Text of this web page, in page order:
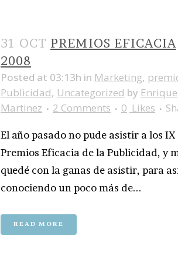
31 OCT PREMIOS EFICACIA
2008
Posted at 03:13h in Marketing,
Publicidad, Uncategorized by Enrique
Martinez
2 Comments 0 Likes
El año pasado no pude asistir a los IX
Premios Eficacia de la Publicidad, y
quedé con la ganas de asistir, para
conociendo un poco más de...
READ MORE